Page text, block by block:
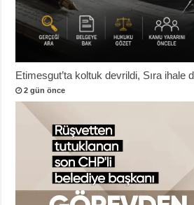
Etimesgut’ta koltuk devrildi, Sıra ihale
2 gün önce